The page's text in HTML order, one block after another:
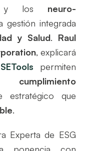
los neuro-
gestión integrada
y Salud. Raul
, explicará
permiten
cumplimiento
estratégico que
.
Experta de ESG